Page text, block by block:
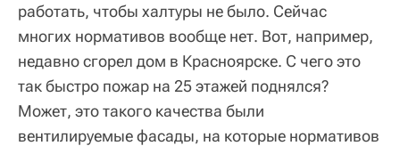
работать, чтобы халтуры не было. Сейчас
многих нормативов вообще нет. Вот, например,
недавно сгорел дом в Красноярcке. С чего это
так быстро пожар на 25 этажей поднялся?
Может, это такого качества были
вентилируемые фасады, на которые нормативов